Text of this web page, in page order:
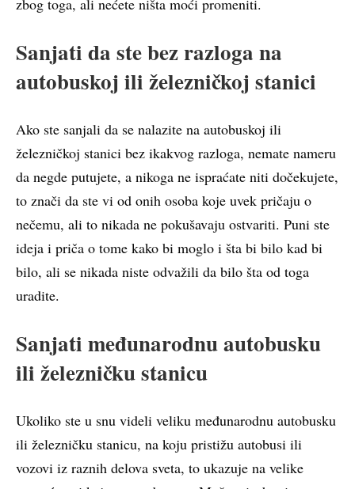
zbog toga, ali nećete ništa moći promeniti.
Sanjati da ste bez razloga na
autobuskoj ili železničkoj stanici
Ako ste sanjali da se nalazite na autobuskoj ili
železničkoj stanici bez ikakvog razloga, nemate nameru
da negde putujete, a nikoga ne ispraćate niti dočekujete,
to znači da ste vi od onih osoba koje uvek pričaju o
nečemu, ali to nikada ne pokušavaju ostvariti. Puni ste
ideja i priča o tome kako bi moglo i šta bi bilo kad bi
bilo, ali se nikada niste odvažili da bilo šta od toga
uradite.
Sanjati međunarodnu autobusku
ili železničku stanicu
Ukoliko ste u snu videli veliku međunarodnu autobusku
ili železničku stanicu, na koju pristižu autobusi ili
vozovi iz raznih delova sveta, to ukazuje na velike